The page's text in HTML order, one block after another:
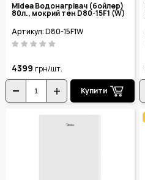
Midea Водонагрівач (бойлер)
80л., мокрий тен D80-15F1 (W)
Артикул: D80-15F1W
4399 грн/шт.
Купити